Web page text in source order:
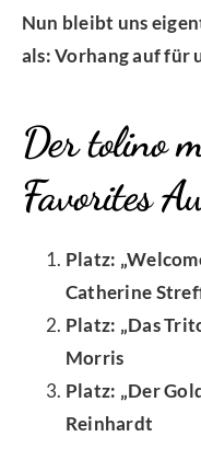
Nun bleibt uns
als: Vorhang auf für
Der tolino
Favorites
Platz:
Catherine
Platz: „Das
Morris
Platz: „Der
Reinhardt